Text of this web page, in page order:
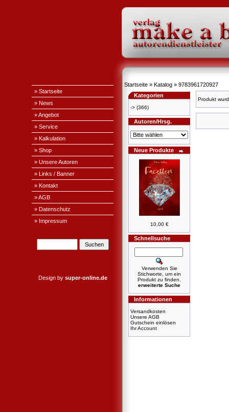
» Startseite
» News
» Angebot
» Service
» Kalkulation
» Shop
» Unsere Autoren
» Links / Banner
» Kontakt
» AGB
» Datenschutz
» Impressum
Design by super-online.de
Startseite » Katalog » 9783961720927
Kategorien
-> (366)
Autoren/Hrsg.
Neue Produkte
10,00 €
Schnellsuche
Verwenden Sie
Stichworte, um ein
Produkt zu finden.
erweiterte Suche
Informationen
Versandkosten
Unsere AGB
Gutschein einlösen
Ihr Account
Produkt